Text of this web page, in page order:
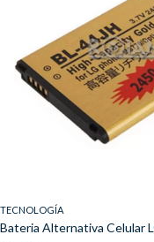
TECNOLOGÍA
Bateria Alternativa Celular